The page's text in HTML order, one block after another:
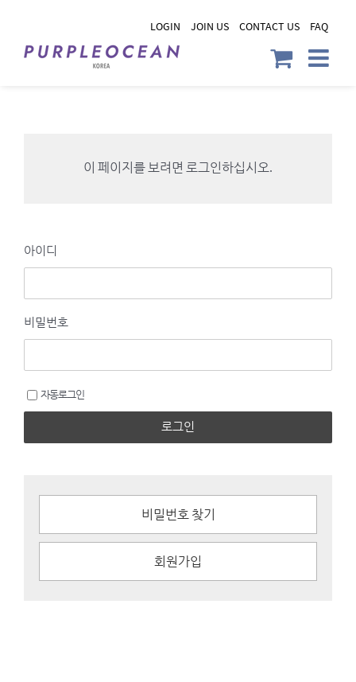
content
LOGIN JOIN US CONTACT US FAQ
이 페이지를 보려면 로그인하십시오.
아이디
비밀번호
자동로그인
로그인
비밀번호 찾기
회원가입